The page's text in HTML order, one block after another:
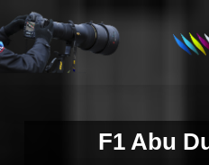
to
main
F1 Abu